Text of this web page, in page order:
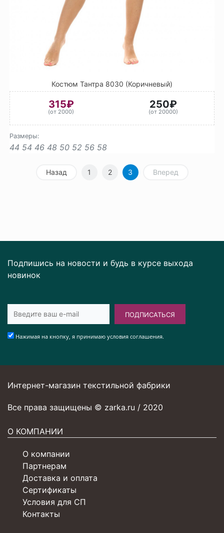
Костюм Тантра 8030 (Коричневый)
315₽
(от 2000)
250₽
(от 20000)
Размеры:
44 54 46 48 50 52 56 58
Назад 1 2 3 Вперед
Подпишись на новости и будь в курсе выхода
новинок
ПОДПИСАТЬСЯ
Нажимая на кнопку, я принимаю условия соглашения.
Интернет-магазин текстильной фабрики
Все права защищены © zarka.ru / 2020
О КОМПАНИИ
О компании
Партнерам
Доставка и оплата
Сертификаты
Условия для СП
Контакты